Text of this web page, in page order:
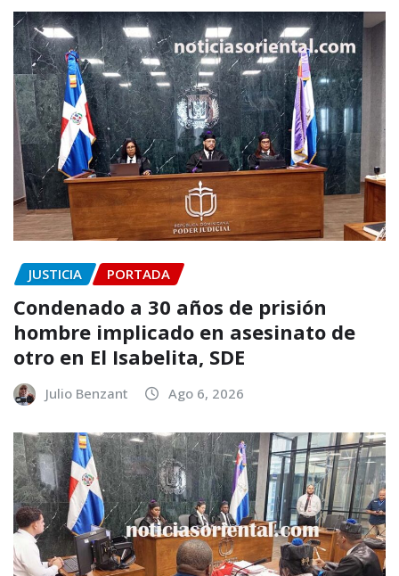
JUSTICIA PORTADA
Condenado a 30 años de prisión
hombre implicado en asesinato de
otro en El Isabelita, SDE
Julio Benzant Ago 6, 2026